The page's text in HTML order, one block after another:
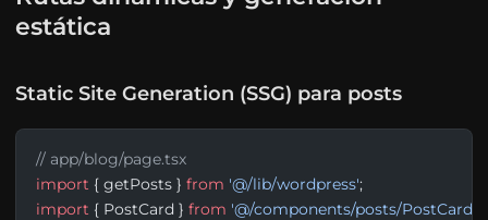
estática
Static Site Generation (SSG) para posts
// app/blog/page.tsx
import { getPosts } from '@/lib/wordpress';
import { PostCard } from '@/components/posts/PostCard'